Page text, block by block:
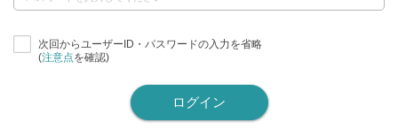
次回からユーザーID・パスワードの入力を省略
(注意点を確認)